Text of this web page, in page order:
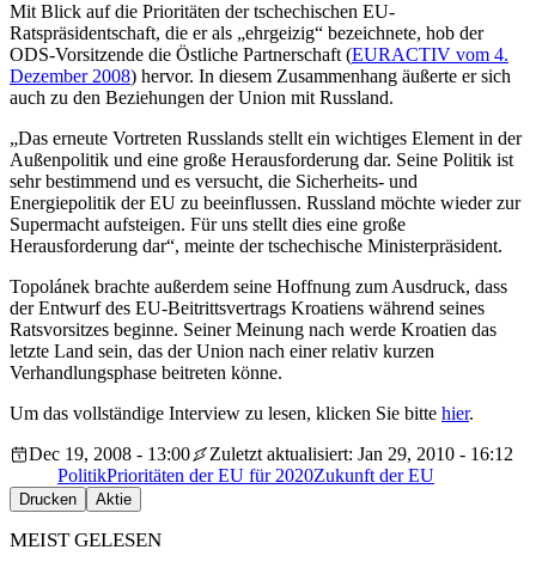
Mit Blick auf die Prioritäten der tschechischen EU-
Ratspräsidentschaft, die er als „ehrgeizig“ bezeichnete, hob der
ODS-Vorsitzende die Östliche Partnerschaft (EURACTIV vom 4.
Dezember 2008) hervor. In diesem Zusammenhang äußerte er sich
auch zu den Beziehungen der Union mit Russland.
„Das erneute Vortreten Russlands stellt ein wichtiges Element in der
Außenpolitik und eine große Herausforderung dar. Seine Politik ist
sehr bestimmend und es versucht, die Sicherheits- und
Energiepolitik der EU zu beeinflussen. Russland möchte wieder zur
Supermacht aufsteigen. Für uns stellt dies eine große
Herausforderung dar“, meinte der tschechische Ministerpräsident.
Topolánek brachte außerdem seine Hoffnung zum Ausdruck, dass
der Entwurf des EU-Beitrittsvertrags Kroatiens während seines
Ratsvorsitzes beginne. Seiner Meinung nach werde Kroatien das
letzte Land sein, das der Union nach einer relativ kurzen
Verhandlungsphase beitreten könne.
Um das vollständige Interview zu lesen, klicken Sie bitte hier.
Dec 19, 2008 - 13:00
Zuletzt aktualisiert: Jan 29, 2010 - 16:12
PolitikPrioritäten der EU für 2020Zukunft der EU
Drucken Aktie
MEIST GELESEN